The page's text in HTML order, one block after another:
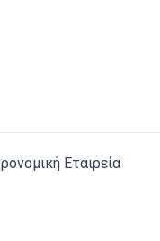
Εταιρεία